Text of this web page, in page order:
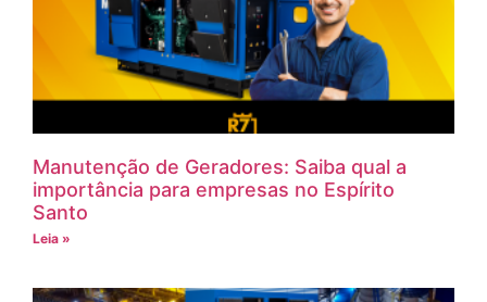
Manutenção de Geradores: Saiba qual a
importância para empresas no Espírito
Santo
Leia »